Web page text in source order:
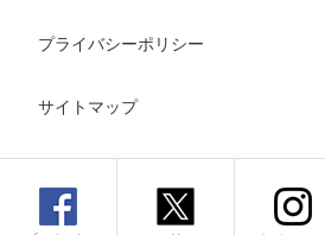
プライバシーポリシー
サイトマップ